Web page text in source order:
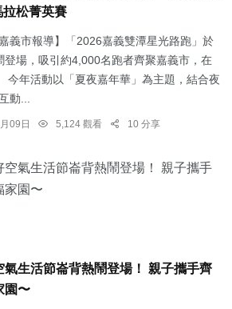
松菁英賽
義市報導】「2026嘉義雙潭星光路跑」於
登場，吸引約4,000名跑者齊聚嘉義市，在
年活動以「夏夜嘉年華」為主題，結合夜
動...
09日 5,124 觀看 10 分享
生活節崙背熱鬧登場！ 親子攜手齊
園〜